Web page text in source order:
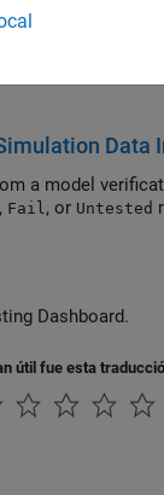
and test coverage.
Data
a model
, Fail, or Untested
Dashboard.
útil fue esta